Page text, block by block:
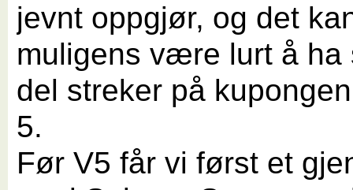
jevnt oppgjør, og det
muligens være lurt å ha
del streker på
5.
Før V5 får vi først et